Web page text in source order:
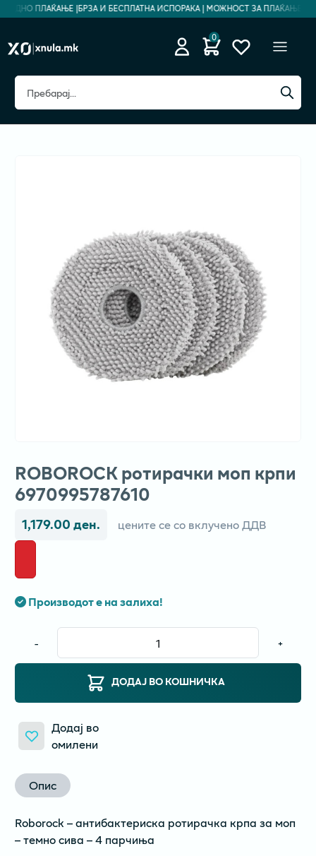
ПЛАЌАЊЕ | БРЗА И БЕСПЛАТНА ИСПОРАКА | МОЖНОСТ ЗА ПЛАЌАЊЕ НА
0
ROBOROCK ротирачки моп крпи
6970995787610
1,179.00 ден. цените се со вклучено ДДВ
Производот е на залиха!
- +
ДОДАЈ ВО КОШНИЧКА
Додај во
омилени
Опис
Roborock – антибактериска ротирачка крпа за моп
– темно сива – 4 парчиња